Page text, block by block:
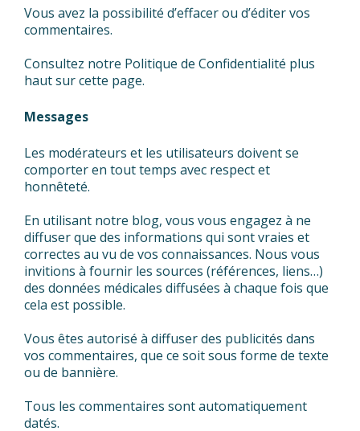
Vous avez la possibilité d’effacer ou d’éditer vos
commentaires.
Consultez notre Politique de Confidentialité plus
haut sur cette page.
Messages
Les modérateurs et les utilisateurs doivent se
comporter en tout temps avec respect et
honnêteté.
En utilisant notre blog, vous vous engagez à ne
diffuser que des informations qui sont vraies et
correctes au vu de vos connaissances. Nous vous
invitions à fournir les sources (références, liens…)
des données médicales diffusées à chaque fois que
cela est possible.
Vous êtes autorisé à diffuser des publicités dans
vos commentaires, que ce soit sous forme de texte
ou de bannière.
Tous les commentaires sont automatiquement
datés.